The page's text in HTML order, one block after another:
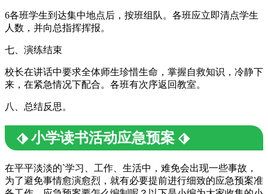
6各班学生到达集中地点后，按班组队。各班应立即清点学生
人数，并向总指挥挥报。
七、演练结束
校长在讲话中要求全体师生珍惜生命，掌握自救知识，冷静下
来，在紧急情况下配合。各班有次序返回教室。
八、总结反思。
⬗ 小学读书活动应急预案 ⬗
在平平淡淡的`学习、工作、生活中，难免会出现一些事故，
为了避免事情愈演愈烈，就有必要提前进行细致的应急预案准